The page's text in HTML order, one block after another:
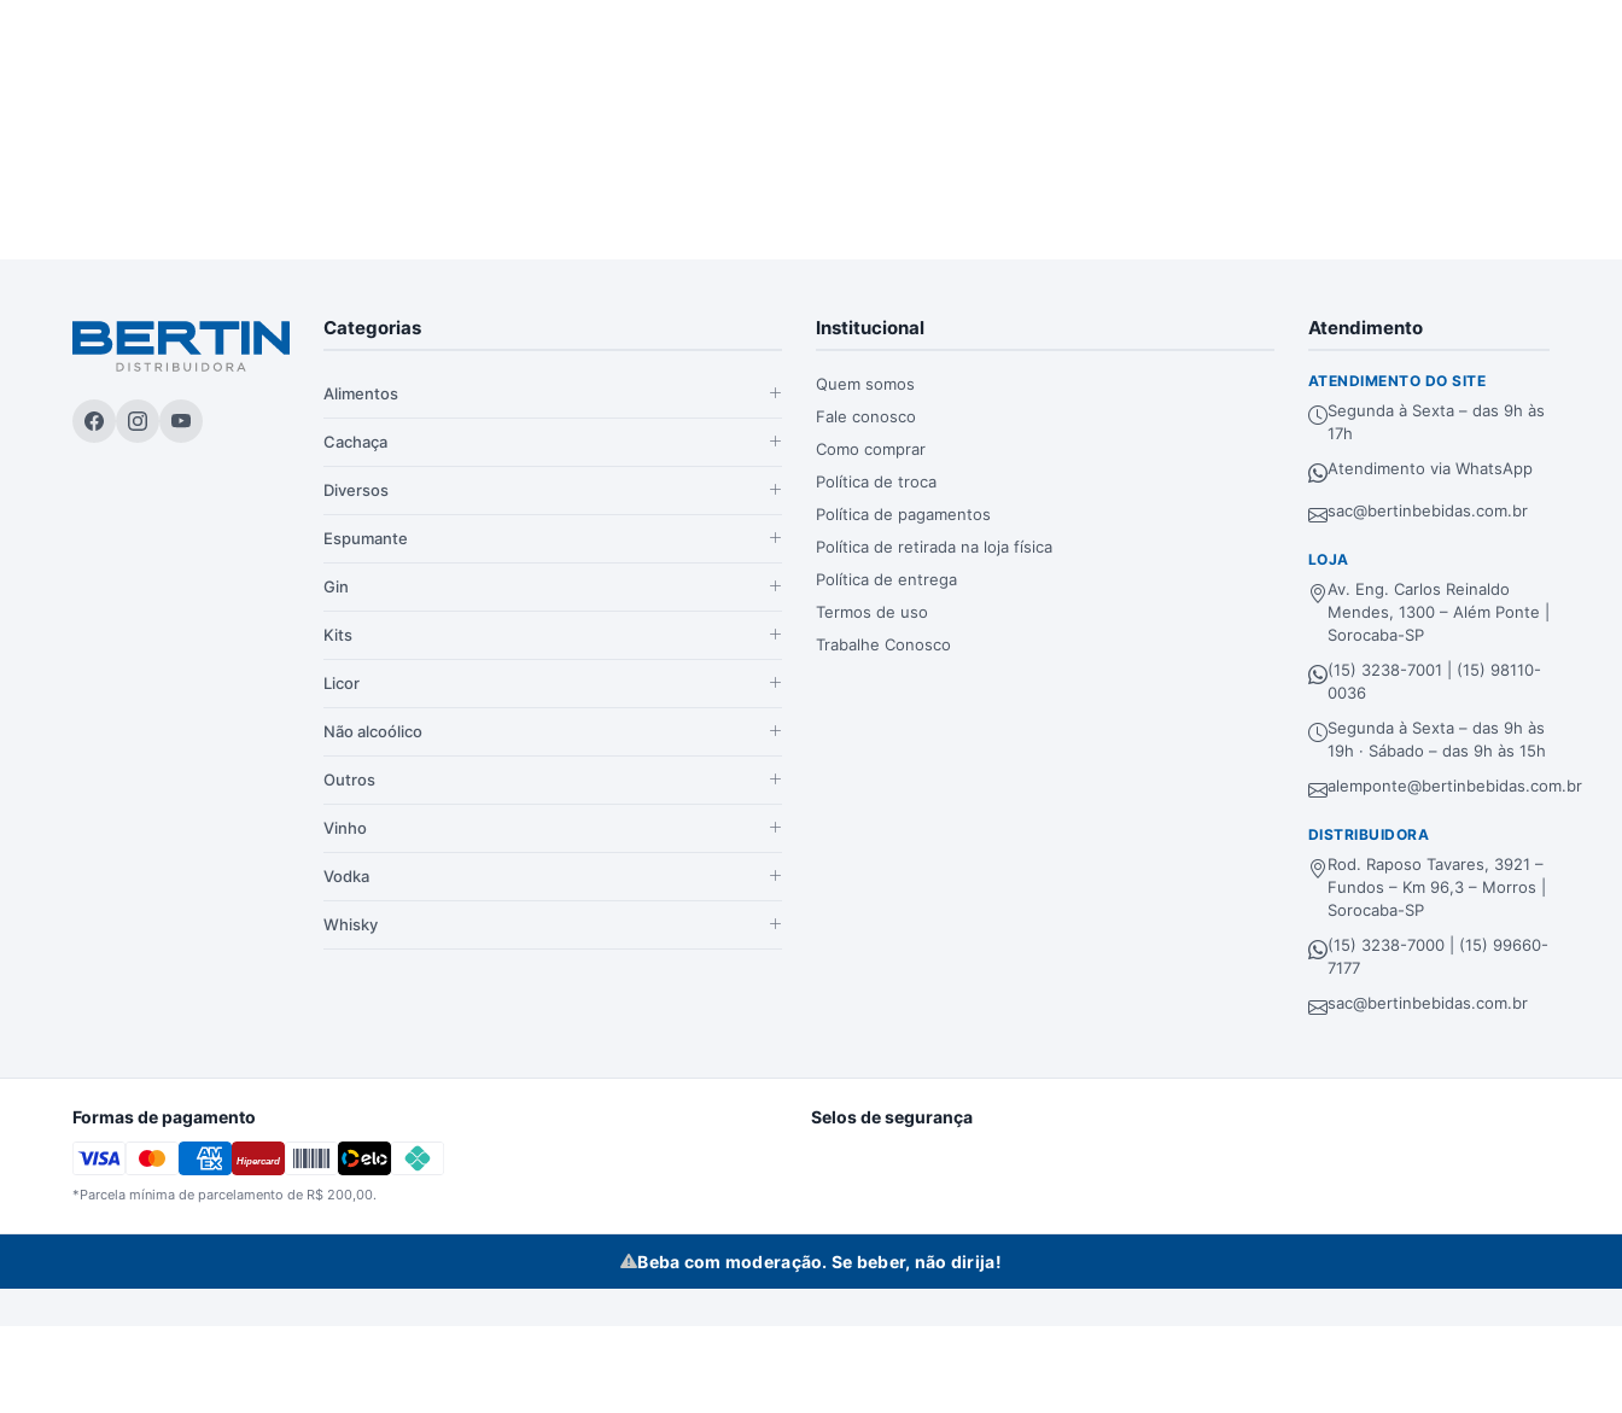
Categorias
Alimentos
Cachaça
Diversos
Espumante
Gin
Kits
Licor
Não alcoólico
Outros
Vinho
Vodka
Whisky
Institucional
Quem somos
Fale conosco
Como comprar
Política de troca
Política de pagamentos
Política de retirada na loja física
Política de entrega
Termos de uso
Trabalhe Conosco
Atendimento
ATENDIMENTO DO SITE
Segunda à Sexta – das 9h às
17h
Atendimento via WhatsApp
sac@bertinbebidas.com.br
LOJA
Av. Eng. Carlos Reinaldo
Mendes, 1300 – Além Ponte |
Sorocaba-SP
(15) 3238-7001 | (15) 98110-
0036
Segunda à Sexta – das 9h às
19h · Sábado – das 9h às 15h
alemponte@bertinbebidas.com.br
DISTRIBUIDORA
Rod. Raposo Tavares, 3921 –
Fundos – Km 96,3 – Morros |
Sorocaba-SP
(15) 3238-7000 | (15) 99660-
7177
sac@bertinbebidas.com.br
Formas de pagamento
Hipercard
*Parcela mínima de parcelamento de R$ 200,00.
Selos de segurança
Beba com moderação. Se beber, não dirija!